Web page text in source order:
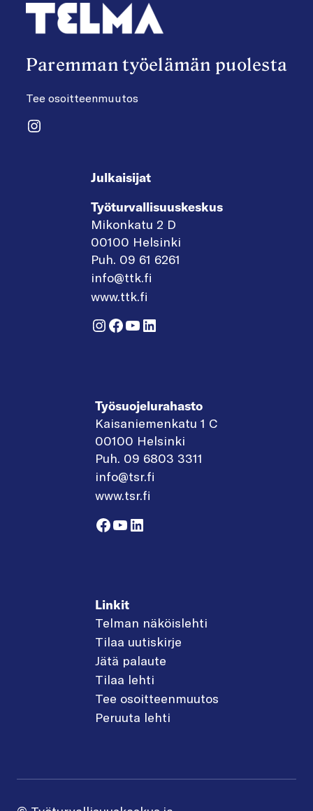
Paremman työelämän puolesta
Tee osoitteenmuutos
Instagram
Julkaisijat
Työturvallisuuskeskus
Mikonkatu 2 D
00100 Helsinki
Puh. 09 61 6261
info@ttk.fi
www.ttk.fi
Instagram
Facebook
YouTube
LinkedIn
Työsuojelurahasto
Kaisaniemenkatu 1 C
00100 Helsinki
Puh. 09 6803 3311
info@tsr.fi
www.tsr.fi
Facebook
YouTube
LinkedIn
Linkit
Telman näköislehti
Tilaa uutiskirje
Jätä palaute
Tilaa lehti
Tee osoitteenmuutos
Peruuta lehti